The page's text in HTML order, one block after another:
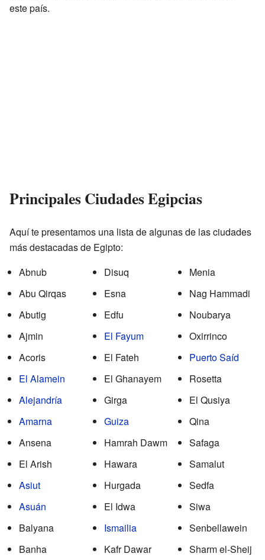
este país.
Principales Ciudades Egipcias
Aquí te presentamos una lista de algunas de las ciudades
más destacadas de Egipto:
Abnub
Abu Qirqas
Abutig
Ajmin
Acoris
El Alamein
Alejandría
Amarna
Ansena
El Arish
Asiut
Asuán
Balyana
Banha
Disuq
Esna
Edfu
El Fayum
El Fateh
El Ghanayem
Girga
Guiza
Hamrah Dawm
Hawara
Hurgada
El Idwa
Ismailia
Kafr Dawar
Menia
Nag Hammadi
Noubarya
Oxirrinco
Puerto Saíd
Rosetta
El Qusiya
Qina
Safaga
Samalut
Sedfa
Siwa
Senbellawein
Sharm el-Sheij